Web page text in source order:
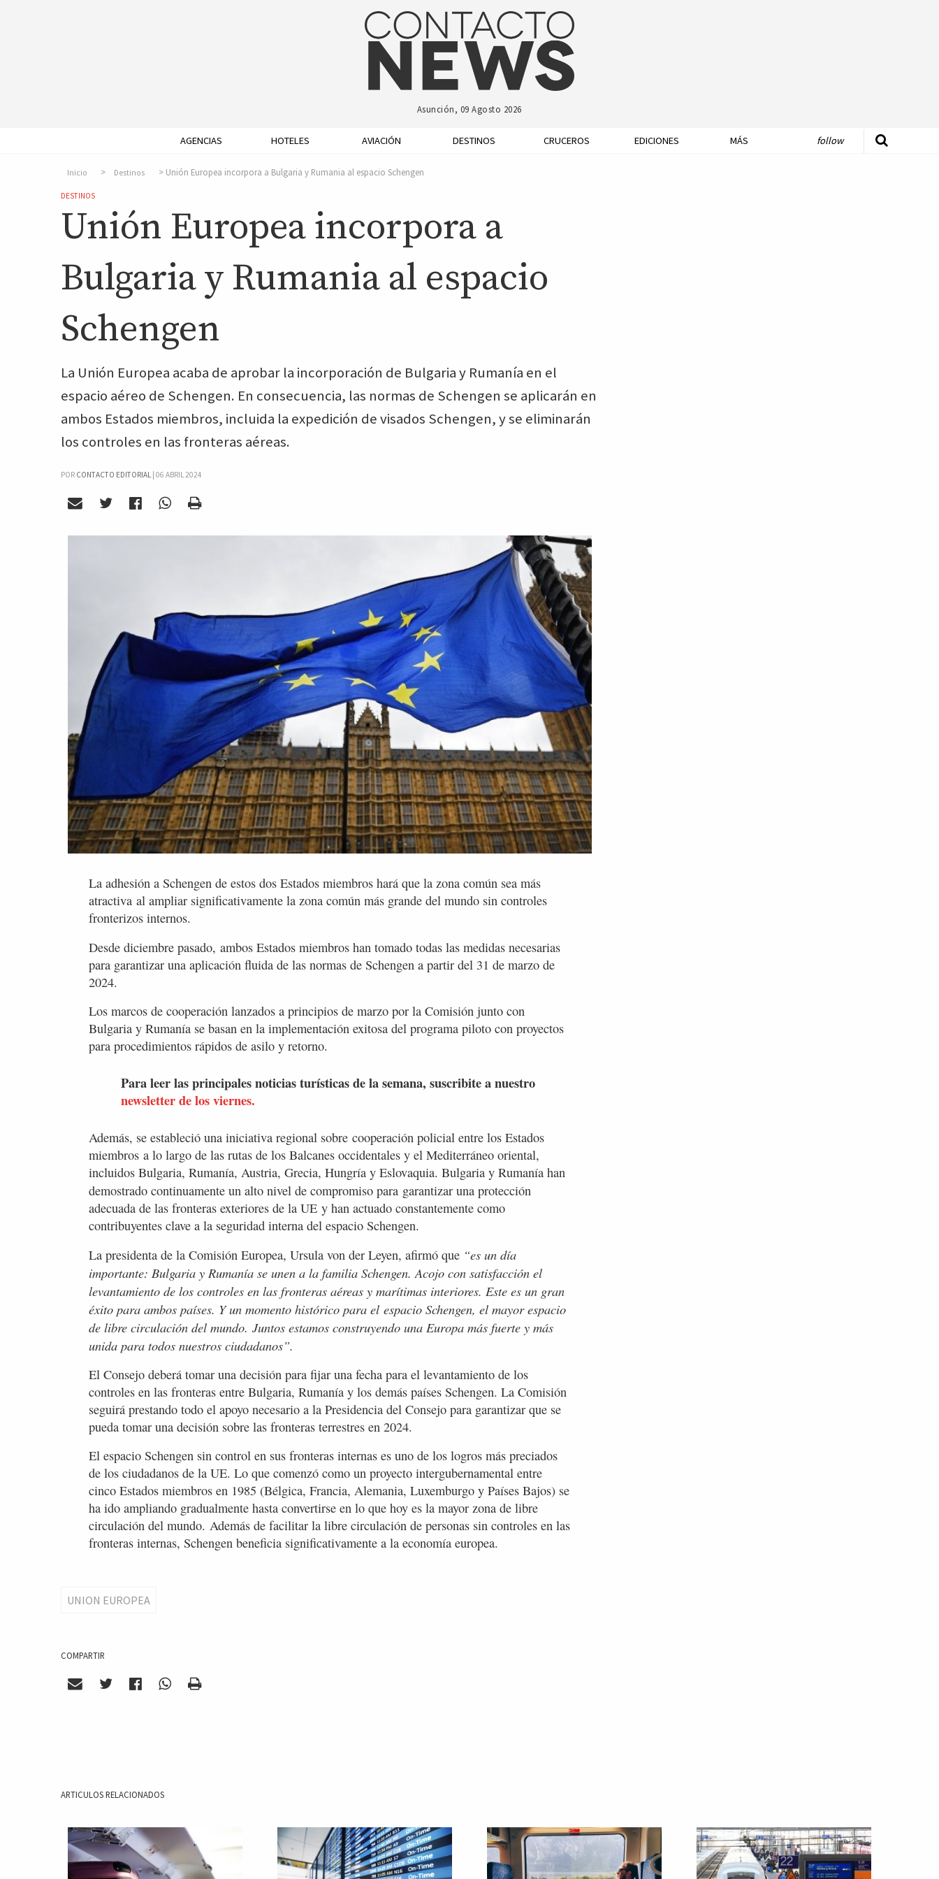
Asunción, 09 Agosto 2026
AGENCIAS HOTELES AVIACIÓN DESTINOS CRUCEROS EDICIONES MÁS follow
Inicio Destinos Unión Europea incorpora a Bulgaria y Rumania al espacio Schengen
DESTINOS
Unión Europea incorpora a
Bulgaria y Rumania al espacio
Schengen
La Unión Europea acaba de aprobar la incorporación de Bulgaria y Rumanía en el
espacio aéreo de Schengen. En consecuencia, las normas de Schengen se aplicarán en
ambos Estados miembros, incluida la expedición de visados Schengen, y se eliminarán
los controles en las fronteras aéreas.
POR CONTACTO EDITORIAL | 06 ABRIL 2024
La adhesión a Schengen de estos dos Estados miembros hará que la zona común sea más
atractiva al ampliar significativamente la zona común más grande del mundo sin controles
fronterizos internos.
Desde diciembre pasado, ambos Estados miembros han tomado todas las medidas necesarias
para garantizar una aplicación fluida de las normas de Schengen a partir del 31 de marzo de
2024.
Los marcos de cooperación lanzados a principios de marzo por la Comisión junto con
Bulgaria y Rumanía se basan en la implementación exitosa del programa piloto con proyectos
para procedimientos rápidos de asilo y retorno.
Para leer las principales noticias turísticas de la semana, suscribite a nuestro
newsletter de los viernes.
Además, se estableció una iniciativa regional sobre cooperación policial entre los Estados
miembros a lo largo de las rutas de los Balcanes occidentales y el Mediterráneo oriental,
incluidos Bulgaria, Rumanía, Austria, Grecia, Hungría y Eslovaquia. Bulgaria y Rumanía han
demostrado continuamente un alto nivel de compromiso para garantizar una protección
adecuada de las fronteras exteriores de la UE y han actuado constantemente como
contribuyentes clave a la seguridad interna del espacio Schengen.
La presidenta de la Comisión Europea, Ursula von der Leyen, afirmó que “es un día
importante: Bulgaria y Rumanía se unen a la familia Schengen. Acojo con satisfacción el
levantamiento de los controles en las fronteras aéreas y marítimas interiores. Este es un gran
éxito para ambos países. Y un momento histórico para el espacio Schengen, el mayor espacio
de libre circulación del mundo. Juntos estamos construyendo una Europa más fuerte y más
unida para todos nuestros ciudadanos”.
El Consejo deberá tomar una decisión para fijar una fecha para el levantamiento de los
controles en las fronteras entre Bulgaria, Rumanía y los demás países Schengen. La Comisión
seguirá prestando todo el apoyo necesario a la Presidencia del Consejo para garantizar que se
pueda tomar una decisión sobre las fronteras terrestres en 2024.
El espacio Schengen sin control en sus fronteras internas es uno de los logros más preciados
de los ciudadanos de la UE. Lo que comenzó como un proyecto intergubernamental entre
cinco Estados miembros en 1985 (Bélgica, Francia, Alemania, Luxemburgo y Países Bajos) se
ha ido ampliando gradualmente hasta convertirse en lo que hoy es la mayor zona de libre
circulación del mundo. Además de facilitar la libre circulación de personas sin controles en las
fronteras internas, Schengen beneficia significativamente a la economía europea.
UNION EUROPEA
COMPARTIR
ARTICULOS RELACIONADOS